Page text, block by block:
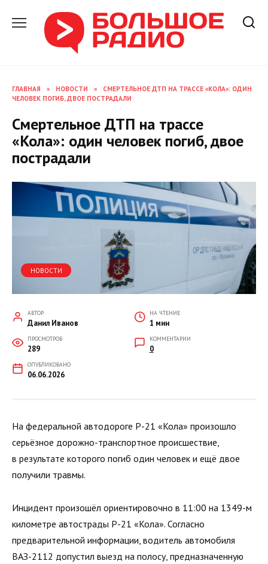
содержанию
ГЛАВНАЯ » НОВОСТИ »
СМЕРТЕЛЬНОЕ ДТП НА ТРАССЕ «КОЛА»: ОДИН
ЧЕЛОВЕК ПОГИБ, ДВОЕ ПОСТРАДАЛИ
Смертельное ДТП на трассе
«Кола»: один человек погиб, двое
пострадали
НОВОСТИ
АВТОР
Данил Иванов
НА ЧТЕНИЕ
1 мин
ПРОСМОТРОВ
289
КОММЕНТАРИИ
0
ОПУБЛИКОВАНО
06.06.2026
На федеральной автодороге Р-21 «Кола» произошло
серьёзное дорожно-транспортное происшествие,
в результате которого погиб один человек и ещё двое
получили травмы.
Инцидент произошёл ориентировочно в 11:00 на 1349-м
километре автострады Р-21 «Кола». Согласно
предварительной информации, водитель автомобиля
ВАЗ-2112 допустил выезд на полосу, предназначенную